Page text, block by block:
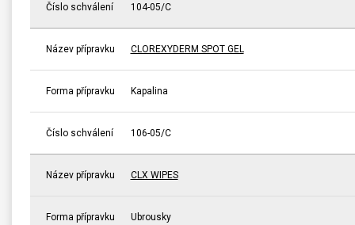
Číslo schválení 104-05/C
Název přípravku CLOREXYDERM SPOT GEL
Forma přípravku Kapalina
Číslo schválení 106-05/C
Název přípravku CLX WIPES
Forma přípravku Ubrousky